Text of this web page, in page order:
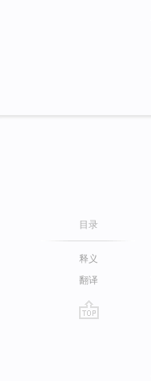
目录
释义
翻译